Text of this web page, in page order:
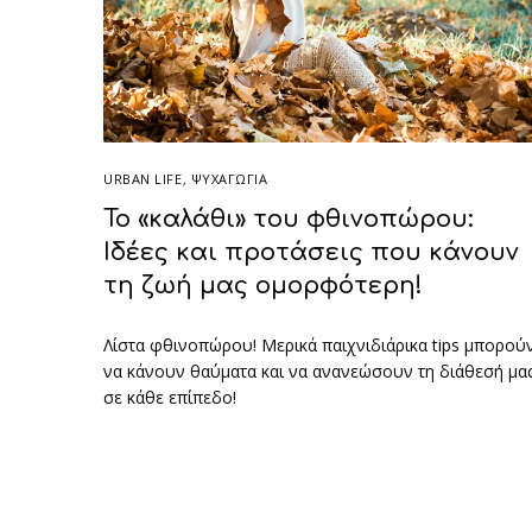
URBAN LIFE, ΨΥΧΑΓΩΓΙΑ
Το «καλάθι» του φθινοπώρου:
Ιδέες και προτάσεις που κάνουν
τη ζωή μας ομορφότερη!
Λίστα φθινοπώρου! Μερικά παιχνιδιάρικα tips
να κάνουν θαύματα και να ανανεώσουν τη διάθεσή
σε κάθε επίπεδο!